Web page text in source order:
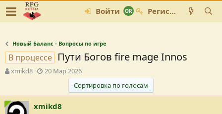
Войти Регистрация
Новый Баланс - Вопросы по игре
В процессе Пути Богов fire mage Innos
А
о
р
xmikd8
Д
а
с
20 Мар 2026
Сортировка по голосам
xmikd8